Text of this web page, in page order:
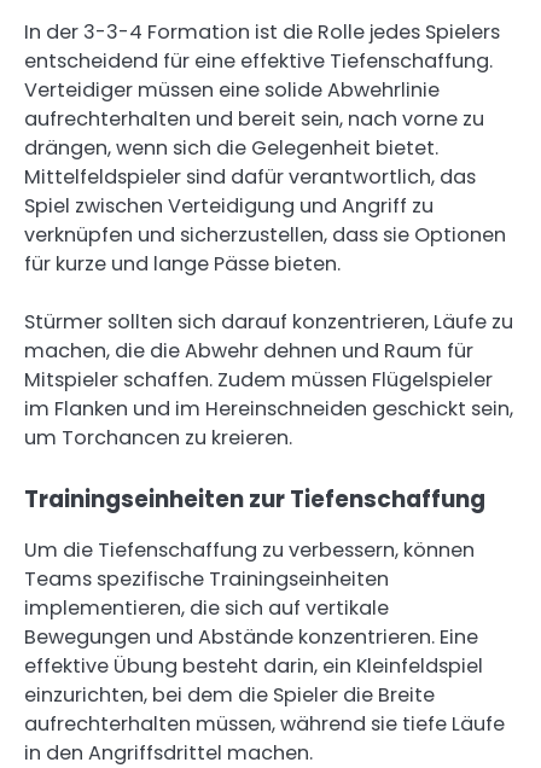
In der 3-3-4 Formation ist die Rolle jedes Spielers
entscheidend für eine effektive Tiefenschaffung.
Verteidiger müssen eine solide Abwehrlinie
aufrechterhalten und bereit sein, nach vorne zu
drängen, wenn sich die Gelegenheit bietet.
Mittelfeldspieler sind dafür verantwortlich, das
Spiel zwischen Verteidigung und Angriff zu
verknüpfen und sicherzustellen, dass sie Optionen
für kurze und lange Pässe bieten.
Stürmer sollten sich darauf konzentrieren, Läufe zu
machen, die die Abwehr dehnen und Raum für
Mitspieler schaffen. Zudem müssen Flügelspieler
im Flanken und im Hereinschneiden geschickt sein,
um Torchancen zu kreieren.
Trainingseinheiten zur Tiefenschaffung
Um die Tiefenschaffung zu verbessern, können
Teams spezifische Trainingseinheiten
implementieren, die sich auf vertikale
Bewegungen und Abstände konzentrieren. Eine
effektive Übung besteht darin, ein Kleinfeldspiel
einzurichten, bei dem die Spieler die Breite
aufrechterhalten müssen, während sie tiefe Läufe
in den Angriffsdrittel machen.